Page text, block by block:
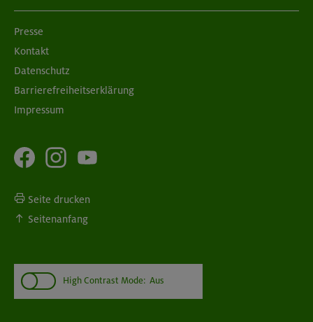
10./17.09.26
Bouldern für Einsteiger indoor
München
Presse
Kontakt
Datenschutz
Barrierefreiheitserklärung
Impressum
Seite drucken
Seitenanfang
High Contrast Mode: Aus